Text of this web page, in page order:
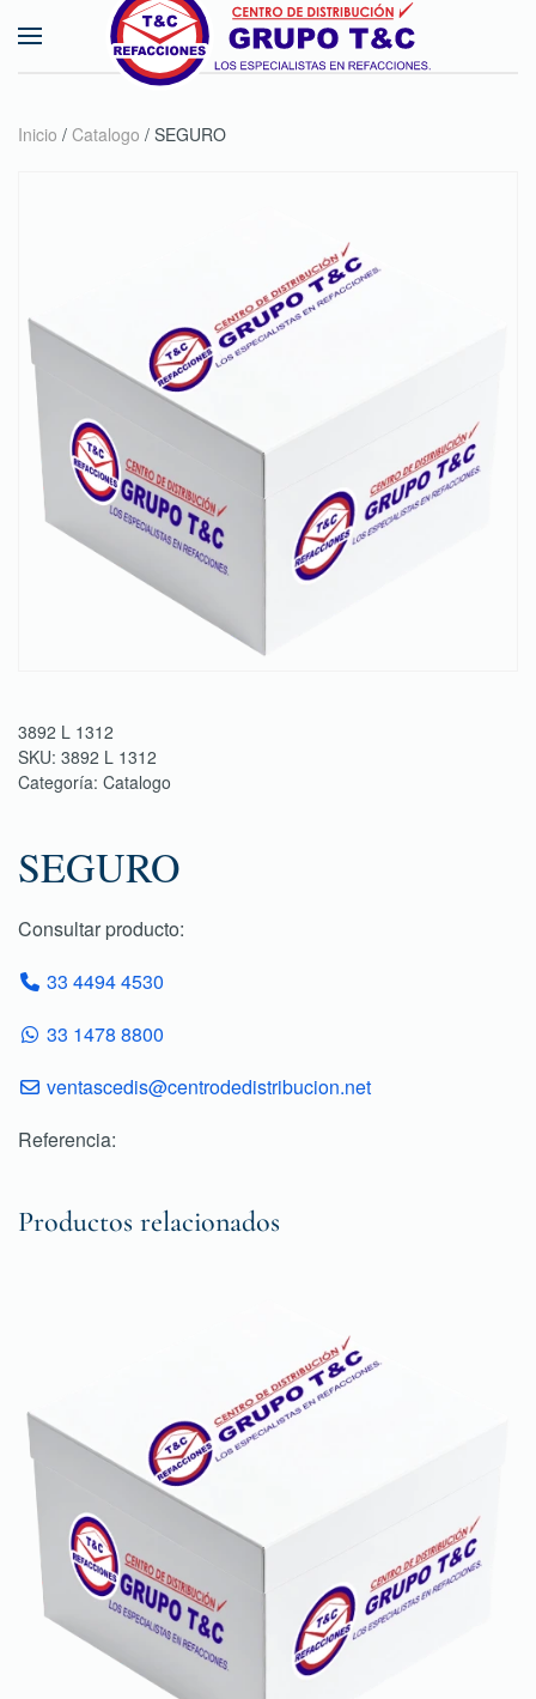
Skip to main content
Inicio / Catalogo / SEGURO
3892 L 1312
SKU: 3892 L 1312
Categoría: Catalogo
SEGURO
Consultar producto:
33 4494 4530
33 1478 8800
ventascedis@centrodedistribucion.net
Referencia:
Productos relacionados